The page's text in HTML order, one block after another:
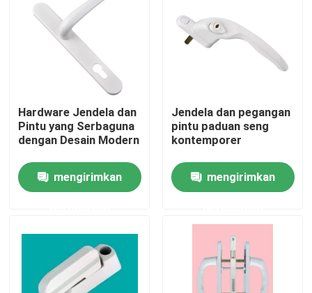
Tentang kami
Tur Pabrik
Kontrol kualitas
Permintaan Penawaran
Profil Jendela UPVC
Hardware Jendela dan
Pintu yang Serbaguna
dengan Desain Modern
mengirimkan
Jendela dan pegangan
pintu paduan seng
kontemporer
mengirimkan